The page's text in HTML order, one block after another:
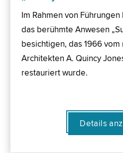
Im Rahmen von
das berühmte Anwesen
besichtigen, das 1966
Architekten A. Quincy
restauriert wurde.
Details